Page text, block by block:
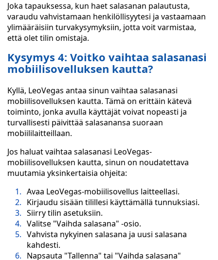
Joka tapauksessa, kun haet salasanan palautusta,
varaudu vahvistamaan henkilöllisyytesi ja vastaamaan
ylimääräisiin turvakysymyksiin, jotta voit varmistaa,
että olet tilin omistaja.
Kysymys 4: Voitko vaihtaa salasanasi
mobiilisovelluksen kautta?
Kyllä, LeoVegas antaa sinun vaihtaa salasanasi
mobiilisovelluksen kautta. Tämä on erittäin kätevä
toiminto, jonka avulla käyttäjät voivat nopeasti ja
turvallisesti päivittää salasanansa suoraan
mobiililaitteillaan.
Jos haluat vaihtaa salasanasi LeoVegas-
mobiilisovelluksen kautta, sinun on noudatettava
muutamia yksinkertaisia ohjeita:
Avaa LeoVegas-mobiilisovellus laitteellasi.
Kirjaudu sisään tilillesi käyttämällä tunnuksiasi.
Siirry tilin asetuksiin.
Valitse "Vaihda salasana" -osio.
Vahvista nykyinen salasana ja uusi salasana
kahdesti.
Napsauta "Tallenna" tai "Vaihda salasana"